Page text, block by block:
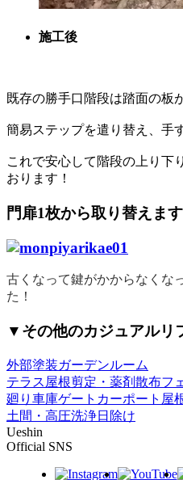
施工後
既存の勝手口階段は踏面の板
簡易ステップを遣り替え、手
これで安心して階段の上り下
おります！
門扉1枚から取り替えます
古くなって鍵がかからなくな
た！
▼その他のカジュアルリ
外部塗装ガーデンルーム
テラス屋根剪定・薬剤散布フ
廻り 車庫ゲート カーポート屋
土間・高圧洗浄日除け
Ueshin
Official SNS